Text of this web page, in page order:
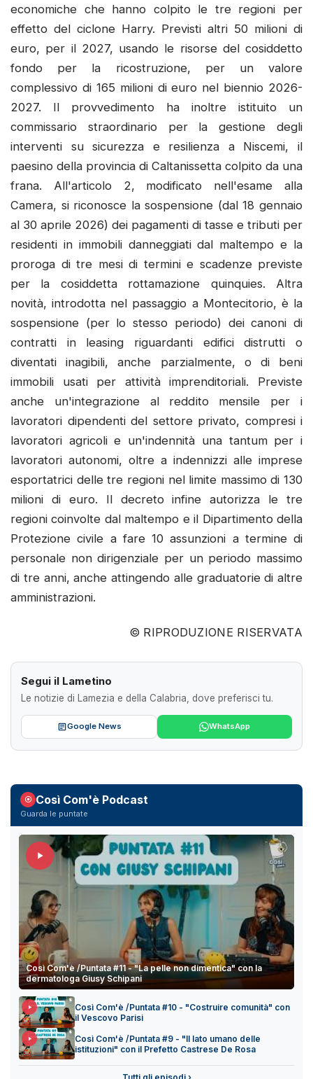
economiche che hanno colpito le tre regioni per
effetto del ciclone Harry. Previsti altri 50 milioni di
euro, per il 2027, usando le risorse del cosiddetto
fondo per la ricostruzione, per un valore
complessivo di 165 milioni di euro nel biennio 2026-
2027. Il provvedimento ha inoltre istituito un
commissario straordinario per la gestione degli
interventi su sicurezza e resilienza a Niscemi, il
paesino della provincia di Caltanissetta colpito da una
frana. All'articolo 2, modificato nell'esame alla
Camera, si riconosce la sospensione (dal 18 gennaio
al 30 aprile 2026) dei pagamenti di tasse e tributi per
residenti in immobili danneggiati dal maltempo e la
proroga di tre mesi di termini e scadenze previste
per la cosiddetta rottamazione quinquies. Altra
novità, introdotta nel passaggio a Montecitorio, è la
sospensione (per lo stesso periodo) dei canoni di
contratti in leasing riguardanti edifici distrutti o
diventati inagibili, anche parzialmente, o di beni
immobili usati per attività imprenditoriali. Previste
anche un'integrazione al reddito mensile per i
lavoratori dipendenti del settore privato, compresi i
lavoratori agricoli e un'indennità una tantum per i
lavoratori autonomi, oltre a indennizzi alle imprese
esportatrici delle tre regioni nel limite massimo di 130
milioni di euro. Il decreto infine autorizza le tre
regioni coinvolte dal maltempo e il Dipartimento della
Protezione civile a fare 10 assunzioni a termine di
personale non dirigenziale per un periodo massimo
di tre anni, anche attingendo alle graduatorie di altre
amministrazioni.
© RIPRODUZIONE RISERVATA
Segui il Lametino
Le notizie di Lamezia e della Calabria, dove preferisci tu.
Google News WhatsApp
Così Com'è Podcast
Guarda le puntate
Così Com'è /Puntata #11 - "La pelle non dimentica" con la
dermatologa Giusy Schipani
Così Com'è /Puntata #10 - "Costruire comunità" con
il Vescovo Parisi
Così Com'è /Puntata #9 - "Il lato umano delle
istituzioni" con il Prefetto Castrese De Rosa